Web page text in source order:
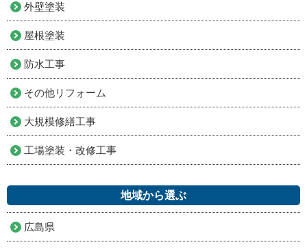
外壁塗装
屋根塗装
防水工事
その他リフォーム
大規模修繕工事
工場塗装・改修工事
地域から選ぶ
広島県